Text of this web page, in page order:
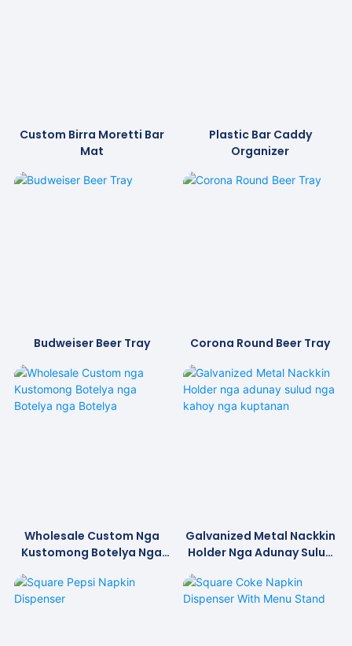
Custom Birra Moretti Bar
Mat
Plastic Bar Caddy
Organizer
Budweiser Beer Tray Corona Round Beer Tray
Wholesale Custom Nga
Kustomong Botelya Nga
Galvanized Metal Nackkin
Holder Nga Adunay Sulud